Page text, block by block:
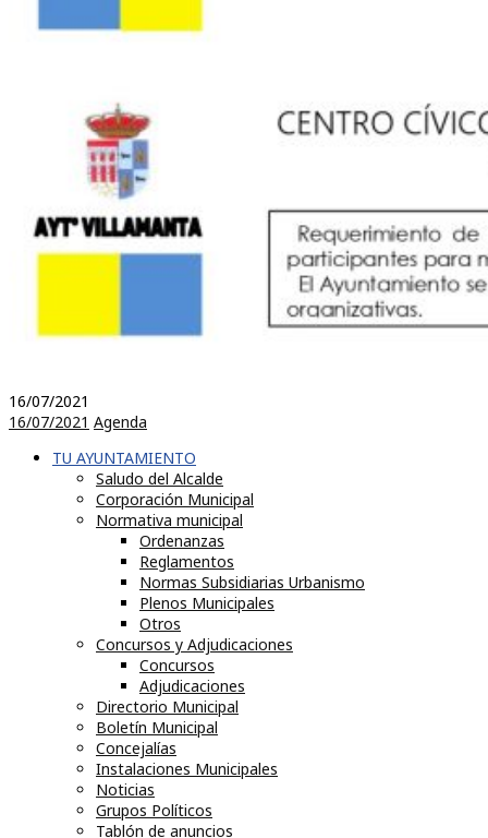
16/07/2021
16/07/2021 Agenda
TU AYUNTAMIENTO
Saludo del Alcalde
Corporación Municipal
Normativa municipal
Ordenanzas
Reglamentos
Normas Subsidiarias Urbanismo
Plenos Municipales
Otros
Concursos y Adjudicaciones
Concursos
Adjudicaciones
Directorio Municipal
Boletín Municipal
Concejalías
Instalaciones Municipales
Noticias
Grupos Políticos
Tablón de anuncios